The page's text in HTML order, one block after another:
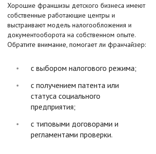
Хорошие франшизы детского бизнеса имеют
собственные работающие центры и
выстраивают модель налогообложения и
документооборота на собственном опыте.
Обратите внимание, помогает ли франчайзер:
с выбором налогового режима;
с получением патента или
статуса социального
предприятия;
с типовыми договорами и
регламентами проверки.